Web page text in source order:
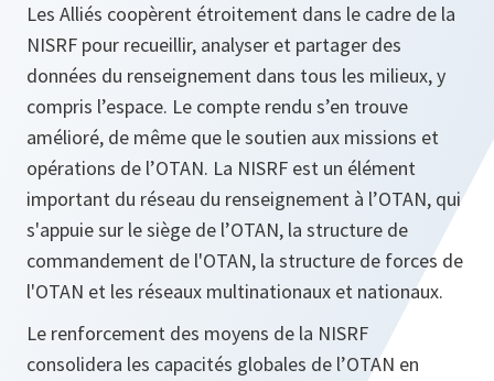
Les Alliés coopèrent étroitement dans le cadre de la
NISRF pour recueillir, analyser et partager des
données du renseignement dans tous les milieux, y
compris l’espace. Le compte rendu s’en trouve
amélioré, de même que le soutien aux missions et
opérations de l’OTAN. La NISRF est un élément
important du réseau du renseignement à l’OTAN, qui
s'appuie sur le siège de l’OTAN, la structure de
commandement de l'OTAN, la structure de forces de
l'OTAN et les réseaux multinationaux et nationaux.
Le renforcement des moyens de la NISRF
consolidera les capacités globales de l’OTAN en